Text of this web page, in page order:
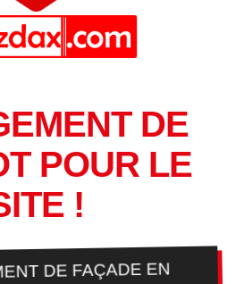
DE
POUR LE
!
DE FAÇADE EN